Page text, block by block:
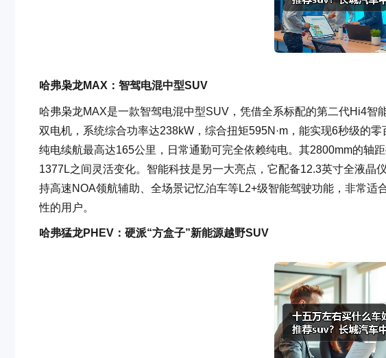
哈弗枭龙MAX ： 智驾电混中型SUV
哈弗枭龙MAX是一款智驾电混中型SUV，凭借全系标配的第二代Hi4智
双电机，系统综合功率达238kW，综合扭矩595N·m，能实现6秒级的
纯电续航最高达165公里，日常通勤可完全依赖纯电。其2800mm的轴
1377L之间灵活变化。智能科技是另一大亮点，它配备12.3英寸全液晶
持高速NOA领航辅助、全场景记忆泊车等L2+级智能驾驶功能，非常适
性的用户。
哈弗猛龙PHEV ： 硬派“方盒子”新能源越野SUV